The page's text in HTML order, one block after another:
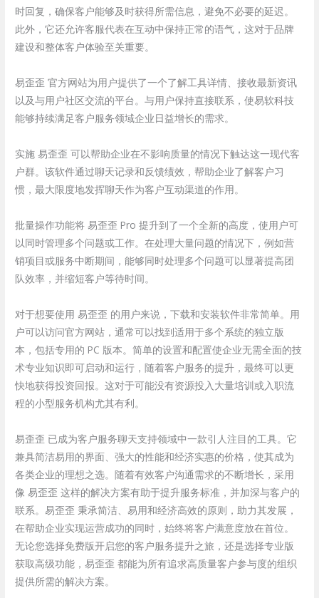
时回复，确保客户能够及时获得所需信息，避免不必要的延迟。
此外，它还允许客服代表在互动中保持正常的语气，这对于品牌
建设和整体客户体验至关重要。
易歪歪 官方网站为用户提供了一个了解工具详情、接收最新资讯
以及与用户社区交流的平台。与用户保持直接联系，使易软科技
能够持续满足客户服务领域企业日益增长的需求。
实施 易歪歪 可以帮助企业在不影响质量的情况下触达这一现代客
户群。该软件通过聊天记录和反馈绩效，帮助企业了解客户习
惯，最大限度地发挥聊天作为客户互动渠道的作用。
批量操作功能将 易歪歪 Pro 提升到了一个全新的高度，使用户可
以同时管理多个问题或工作。在处理大量问题的情况下，例如营
销项目或服务中断期间，能够同时处理多个问题可以显著提高团
队效率，并缩短客户等待时间。
对于想要使用 易歪歪 的用户来说，下载和安装软件非常简单。用
户可以访问官方网站，通常可以找到适用于多个系统的独立版
本，包括专用的 PC 版本。简单的设置和配置使企业无需全面的技
术专业知识即可启动和运行，随着客户服务的提升，最终可以更
快地获得投资回报。这对于可能没有资源投入大量培训或入职流
程的小型服务机构尤其有利。
易歪歪 已成为客户服务聊天支持领域中一款引人注目的工具。它
兼具简洁易用的界面、强大的性能和经济实惠的价格，使其成为
各类企业的理想之选。随着有效客户沟通需求的不断增长，采用
像 易歪歪 这样的解决方案有助于提升服务标准，并加深与客户的
联系。易歪歪 秉承简洁、易用和经济高效的原则，助力其发展，
在帮助企业实现运营成功的同时，始终将客户满意度放在首位。
无论您选择免费版开启您的客户服务提升之旅，还是选择专业版
获取高级功能，易歪歪 都能为所有追求高质量客户参与度的组织
提供所需的解决方案。